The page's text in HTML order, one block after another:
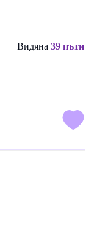
Видяна 39 пъти